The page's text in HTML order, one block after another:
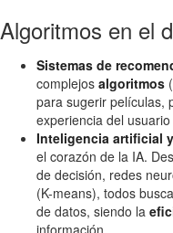
Algoritmos en el
Sistemas de
complejos algoritmos
para sugerir películas,
experiencia del
Inteligencia artificial
el corazón de la IA.
de decisión, redes
(K-means), todos
de datos, siendo la